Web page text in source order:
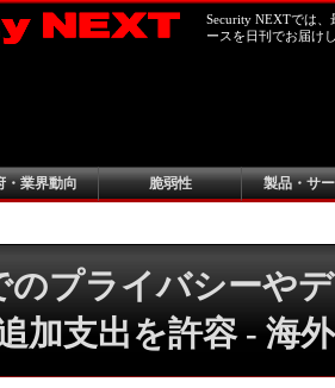
Security NEXTでは
ースを日刊でお届け
・業界動向 脆弱性 製品・サ
のプライバシーや
加支出を許容 - 海